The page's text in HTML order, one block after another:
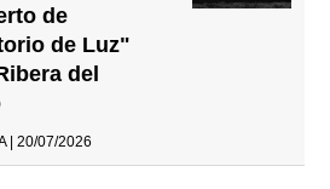
de
de Luz"
del
| 20/07/2026